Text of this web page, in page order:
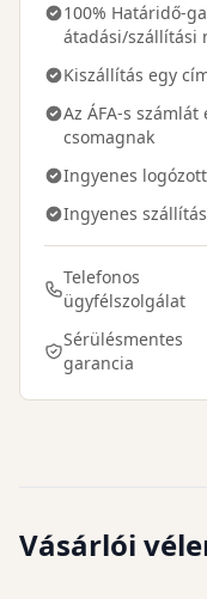
100% Határidő-
átadási/szállítási
Kiszállítás egy
Az ÁFA-s
csomagnak
Ingyenes
Ingyenes
Telefonos
ügyfélszolgálat
Sérülésmentes
garancia
Vásárlói